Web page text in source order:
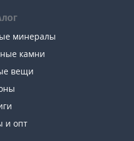
минералы
камни
вещи
и опт